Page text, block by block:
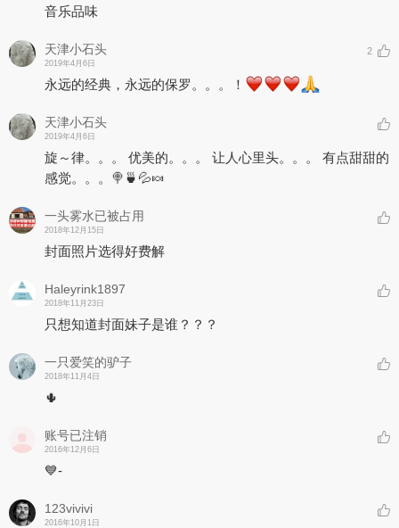
音乐品味
天津小石头
2019年4月6日
2
永远的经典，永远的保罗。。。！
天津小石头
2019年4月6日
旋～律。。。 优美的。。。 让人心里头。。。 有点甜甜的
感觉。。。🍭🍵💦🍬
一头雾水已被占用
2018年12月15日
封面照片选得好费解
Haleyrink1897
2018年11月23日
只想知道封面妹子是谁？？？
一只爱笑的驴子
2018年11月4日
🌵
账号已注销
2016年12月6日
💙-
123vivivi
2016年10月1日